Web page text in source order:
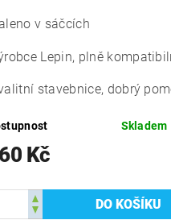
v sáčcích
Lepin, plně
stavebnice, dobrý
Skladem
Kč